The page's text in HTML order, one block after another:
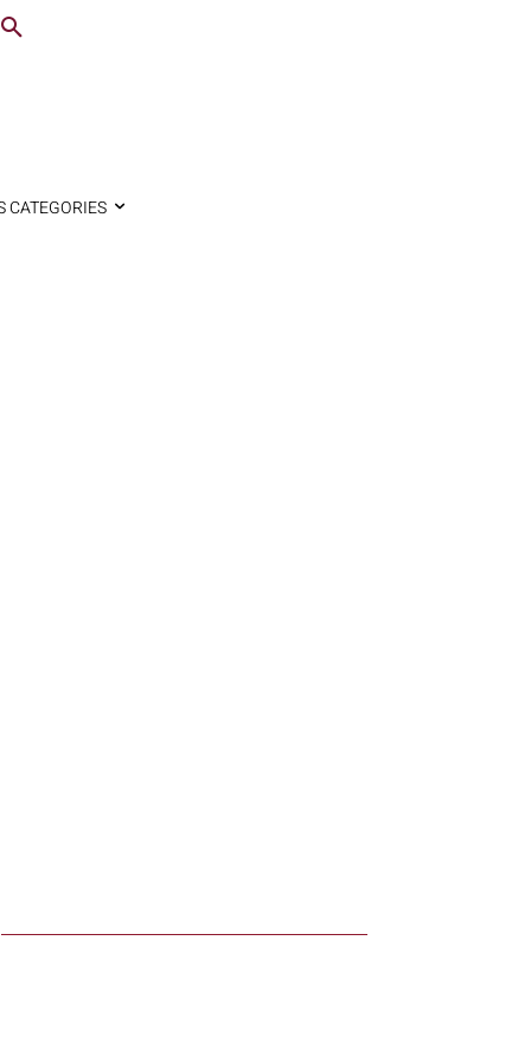
CATEGORIES